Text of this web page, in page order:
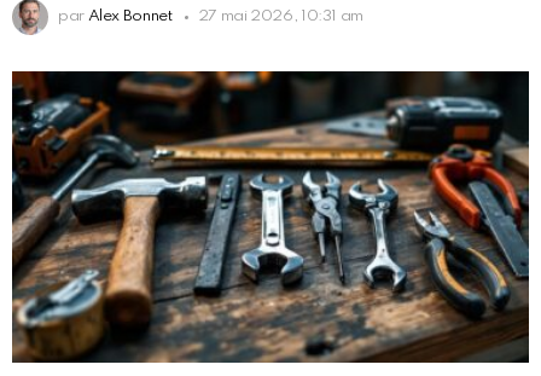
par Alex Bonnet 27 mai 2026, 10:31 am